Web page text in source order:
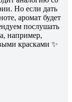
Но если дать
аромат будет
послушать
например,
красками ✨